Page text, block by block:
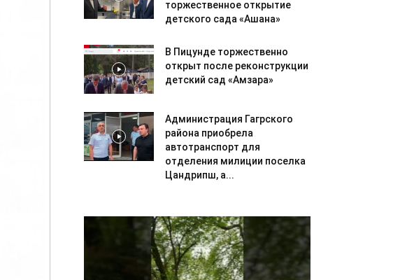
торжественное открытие
детского сада «Ашана»
В Пицунде торжественно
открыт после реконструкции
детский сад «Амзара»
Администрация Гагрского
района приобрела
автотранспорт для
отделения милиции поселка
Цандрипш, а...